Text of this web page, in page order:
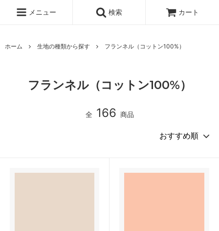
メニュー 検索 カート
ホーム 生地の種類から探す フランネル（コットン100%）
フランネル（コットン100%）
全 166 商品